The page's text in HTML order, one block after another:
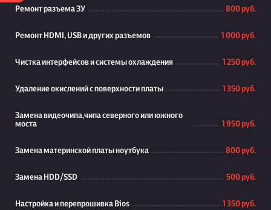
Ремонт разъема ЗУ 800 руб.
Ремонт HDMI, USB и других разъемов 1 000 руб.
Чистка интерфейсов и системы охлаждения 1 250 руб.
Удаление окислений с поверхности платы 1 350 руб.
Замена видеочипа,чипа северного или южного
моста
1 950 руб.
Замена материнской платы ноутбука 800 руб.
Замена HDD/SSD 500 руб.
Настройка и перепрошивка Bios 1 350 руб.